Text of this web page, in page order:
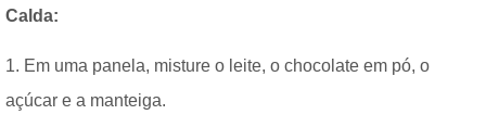
Calda:
1. Em uma panela, misture o leite, o chocolate em pó, o
açúcar e a manteiga.